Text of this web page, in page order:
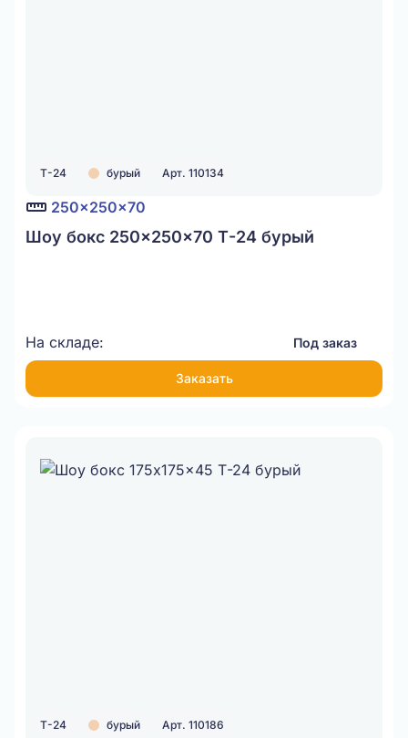
Т-24 бурый Арт. 110134
250x250x70
Шоу бокс 250x250x70 Т-24 бурый
На складе: Под заказ
Заказать
Т-24 бурый Арт. 110186